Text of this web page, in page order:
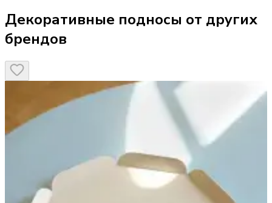
Декоративные подносы от других
брендов